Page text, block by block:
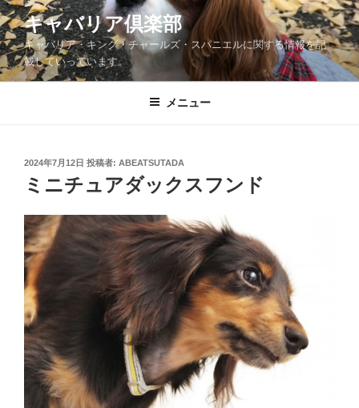
コ
ン
テ
ン
ツ
キャバリア倶楽部
キャバリア・キング・チャールズ・スパニエルに関する情報を記
載していっています。
メニュー
投
稿
日:
2024年7月12日 投稿者: ABEATSUTADA
ミニチュアダックスフンド